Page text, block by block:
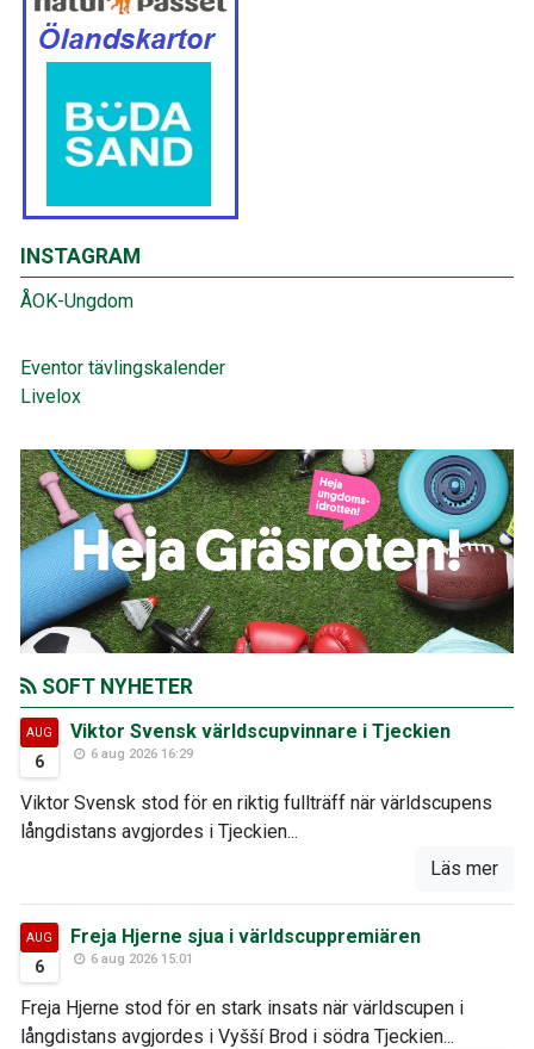
INSTAGRAM
ÅOK-Ungdom
Eventor tävlingskalender
Livelox
SOFT NYHETER
AUG
6
Viktor Svensk världscupvinnare i Tjeckien
6 aug 2026 16:29
Viktor Svensk stod för en riktig fullträff när världscupens
långdistans avgjordes i Tjeckien...
Läs mer
AUG
6
Freja Hjerne sjua i världscuppremiären
6 aug 2026 15:01
Freja Hjerne stod för en stark insats när världscupen i
långdistans avgjordes i Vyšší Brod i södra Tjeckien...